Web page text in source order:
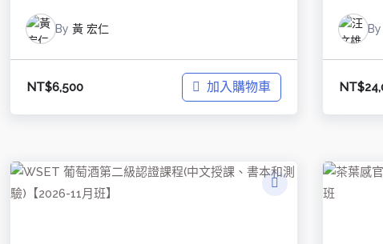
By 黃 宏仁
NT$6,500 加入購物車
By
NT$